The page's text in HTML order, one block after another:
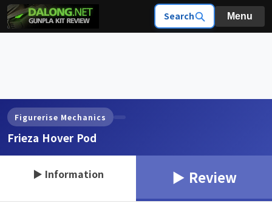
Search Menu
Figurerise Mechanics
Frieza Hover Pod
▶ Information ▶ Review